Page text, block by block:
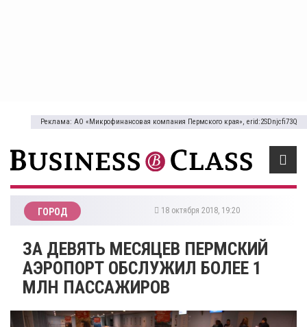
Реклама: АО «Микрофинансовая компания Пермского края», erid:2SDnjcfi73Q
ГОРОД 18 октября 2018, 19:20
​ЗА ДЕВЯТЬ МЕСЯЦЕВ ПЕРМСКИЙ
АЭРОПОРТ ОБСЛУЖИЛ БОЛЕЕ 1
МЛН ПАССАЖИРОВ